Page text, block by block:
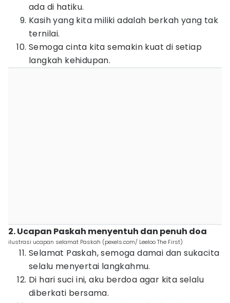
ada di hatiku.
Kasih yang kita miliki adalah berkah yang tak
ternilai.
Semoga cinta kita semakin kuat di setiap
langkah kehidupan.
2. Ucapan Paskah menyentuh dan penuh doa
ilustrasi ucapan selamat Paskah (pexels.com/ Leeloo The First)
Selamat Paskah, semoga damai dan sukacita
selalu menyertai langkahmu.
Di hari suci ini, aku berdoa agar kita selalu
diberkati bersama.